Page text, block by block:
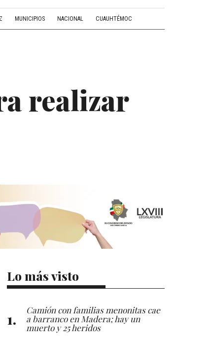
MUNICIPIOS NACIONAL CUAUHTÉMOC
realizar
Lo más visto
Camión con familias menonitas cae
a barranco en Madera; hay un
muerto y 25 heridos